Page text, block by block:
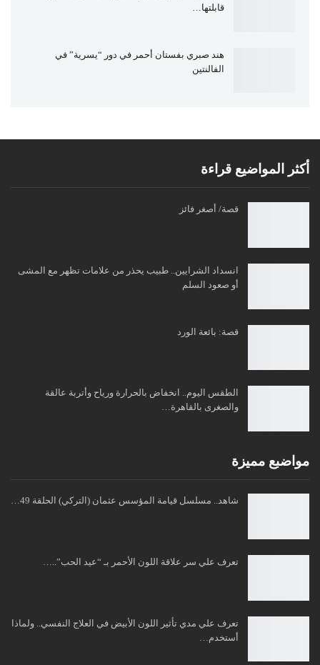
قابلتها…
هند صبري بفستان أحمر في دور “يسرية” في
الفالنتين
أكثر المواضيع قراءة
قصة/ أصغر فائز
انسداد الشرايين.. طبيب يحذر من علامات تظهر مع المشى
أو صعود السلم
قصة: بائعة الورد
الطقس اليوم.. انخفاض بالحرارة ورياح وأتربة عالقة
والصغرى بالقاهرة…
مواضبع مميزة
شاهد.. مسلسل قيامة المؤسس عثمان (التركي) الحلقة 49…
تعرف علي سر علاقة اللون الأحمر بـ “عيد الحب”..…
تعرف علي مدي تأثير اللون الأبيض في العلاج النفسي.. ولماذا
أستخدم…